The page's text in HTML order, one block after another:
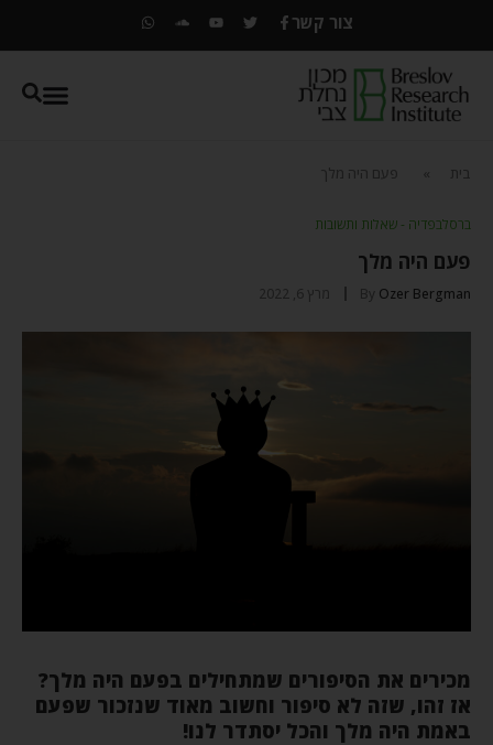
צור קשר
בית פעם היה מלך
ברסלבפדיה - שאלות ותשובות
פעם היה מלך
By Ozer Bergman מרץ 6, 2022
מכירים את הסיפורים שמתחילים בפעם היה מלך?
אז זהו, שזה לא סיפור וחשוב מאוד שנזכור שפעם
באמת היה מלך והכל יסתדר לנו!